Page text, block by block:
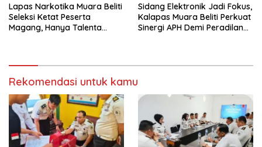
Lapas Narkotika Muara Beliti
Seleksi Ketat Peserta
Magang, Hanya Talenta
Sidang Elektronik Jadi Fokus,
Kalapas Muara Beliti Perkuat
Sinergi APH Demi Peradilan
Rekomendasi untuk kamu